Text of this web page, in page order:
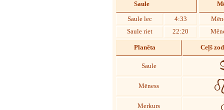
Saule
Saule lec
4:33
Saule riet
22:20
Planēta Ceļš
Saule
Mēness
Merkurs